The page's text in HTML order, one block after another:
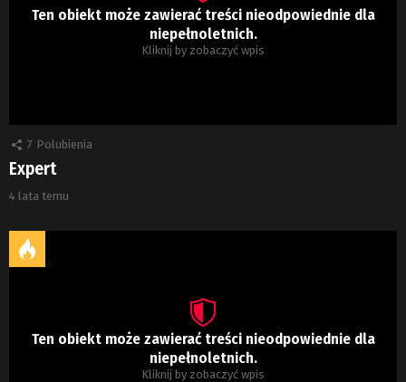
Ten obiekt może zawierać treści nieodpowiednie dla
niepełnoletnich.
Kliknij by zobaczyć wpis
7 Polubienia
Expert
4 lata temu
Ten obiekt może zawierać treści nieodpowiednie dla
niepełnoletnich.
Kliknij by zobaczyć wpis